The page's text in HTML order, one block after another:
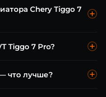
Chery Tiggo 7
000 ₽. Замена цепи CVT
Tiggo 7 Pro?
каждые 40 000 км.
что лучше?